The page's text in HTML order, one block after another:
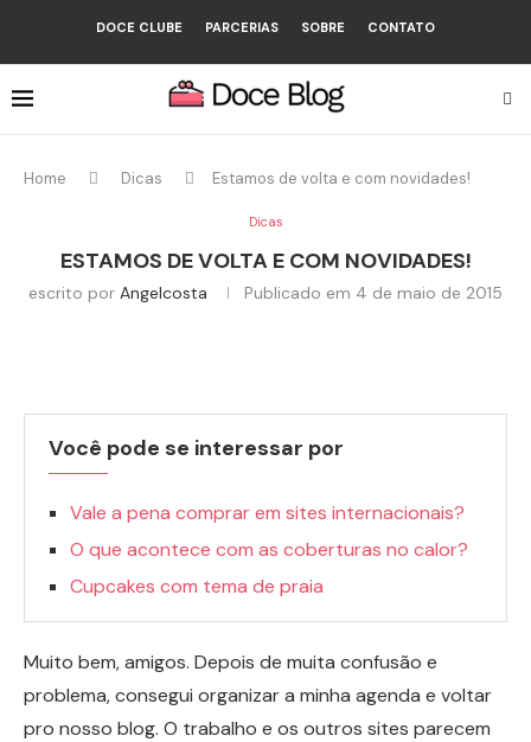
DOCE CLUBE PARCERIAS SOBRE CONTATO
Home Dicas Estamos de volta e com novidades!
Dicas
ESTAMOS DE VOLTA E COM NOVIDADES!
escrito por Angelcosta Publicado em 4 de maio de 2015
Você pode se interessar por
Vale a pena comprar em sites internacionais?
O que acontece com as coberturas no calor?
Cupcakes com tema de praia
Muito bem, amigos. Depois de muita confusão e
problema, consegui organizar a minha agenda e voltar
pro nosso blog. O trabalho e os outros sites parecem